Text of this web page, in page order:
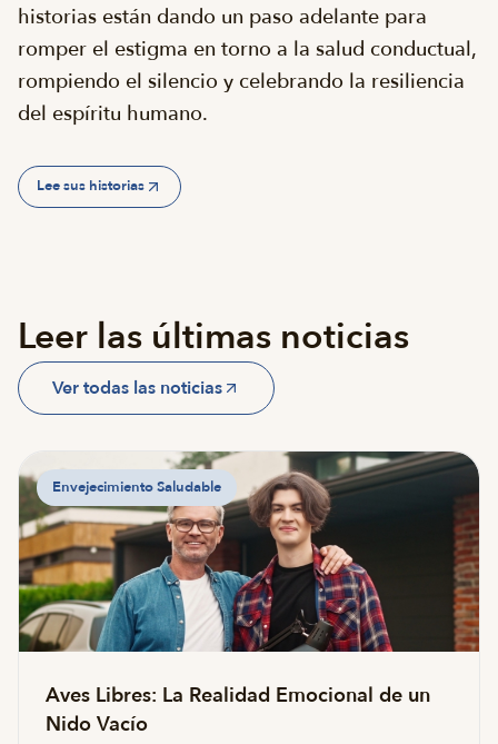
historias están dando un paso adelante para
romper el estigma en torno a la salud conductual,
rompiendo el silencio y celebrando la resiliencia
del espíritu humano.
Lee sus historias
Leer las últimas noticias
Ver todas las noticias
Envejecimiento Saludable
Aves Libres: La Realidad Emocional de un
Nido Vacío